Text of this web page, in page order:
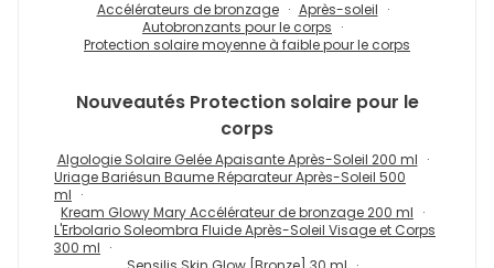
Accélérateurs de bronzage
Après-soleil
Autobronzants pour le corps
Protection solaire moyenne à faible pour le corps
Nouveautés Protection solaire pour le
corps
Algologie Solaire Gelée Apaisante Après-Soleil 200 ml
Uriage Bariésun Baume Réparateur Après-Soleil 500
ml
Kream Glowy Mary Accélérateur de bronzage 200 ml
L'Erbolario Soleombra Fluide Après-Soleil Visage et Corps
300 ml